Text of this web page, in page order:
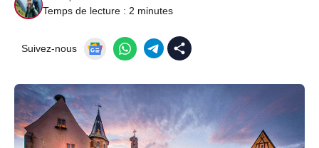
Temps de lecture : 2 minutes
Suivez-nous